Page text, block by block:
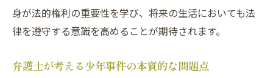
身が法的権利の重要性を学び、将来の生活においても法
律を遵守する意識を高めることが期待されます。
弁護士が考える少年事件の本質的な問題点